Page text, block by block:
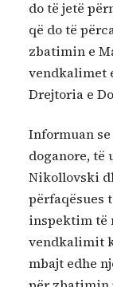
do të jetë
që do të
zbatimin e
vendkalimet
Drejtoria e
Informuan
doganore, të
Nikollovski
përfaqësues
inspektim të
vendkalimit
mbajt edhe